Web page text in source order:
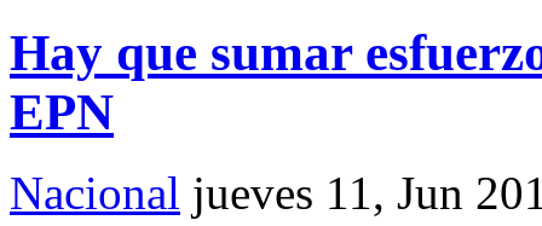
Hay que sumar
EPN
Nacional jueves 11, Jun